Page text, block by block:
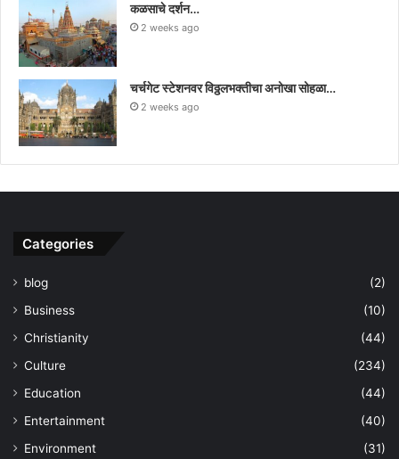
कळसाचे दर्शन…
2 weeks ago
चर्चगेट स्टेशनवर विठ्ठलभक्तीचा अनोखा सोहळा…
2 weeks ago
Categories
blog
(2)
Business
(10)
Christianity
(44)
Culture
(234)
Education
(44)
Entertainment
(40)
Environment
(31)